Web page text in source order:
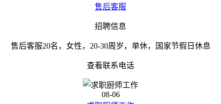
售后客服
招聘信息
售后客服20名，女性，20-30周岁，单休，国家节假日休息
查看联系电话
08-06